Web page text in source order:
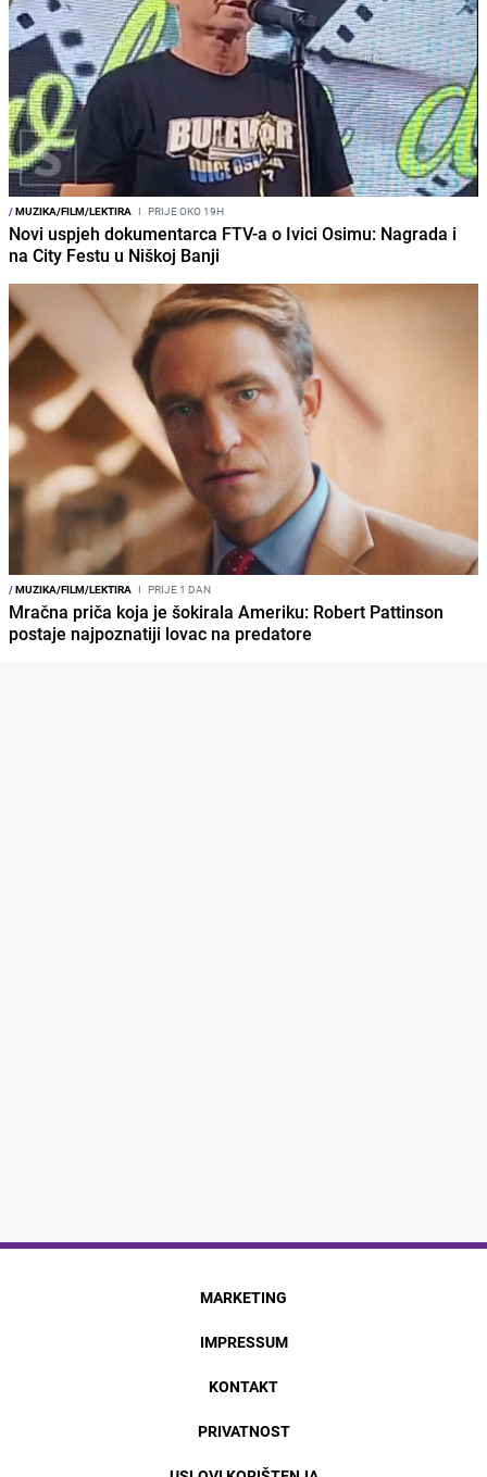
/MUZIKA/FILM/LEKTIRA I PRIJE OKO 19H
Novi uspjeh dokumentarca FTV-a o Ivici Osimu: Nagrada i
na City Festu u Niškoj Banji
/MUZIKA/FILM/LEKTIRA I PRIJE 1 DAN
Mračna priča koja je šokirala Ameriku: Robert Pattinson
postaje najpoznatiji lovac na predatore
MARKETING
IMPRESSUM
KONTAKT
PRIVATNOST